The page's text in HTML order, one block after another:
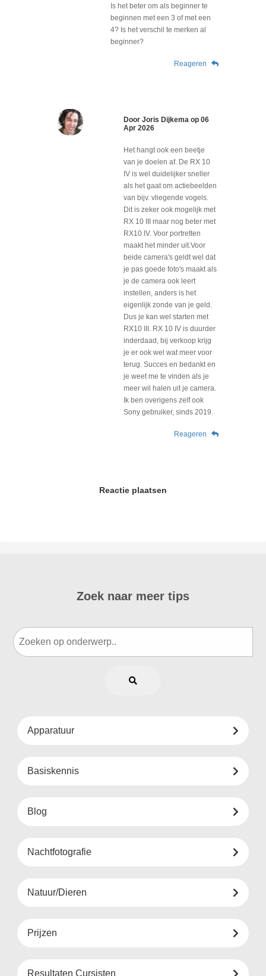
Is het beter om als beginner te
beginnen met een 3 of met een
4? Is het verschil te merken al
beginner?
Reageren
Door Joris Dijkema op06
Apr 2026
Het hangt ook een beetje
van je doelen af. De RX 10
IV is wel duidelijker sneller
als het gaat om actiebeelden
van bijv. vliegende vogels.
Dit is zeker ook mogelijk met
RX 10 III maar nog beter met
RX10 IV. Voor portretten
maakt het minder uit.Voor
beide camera's geldt wel dat
je pas goede foto's maakt als
je de camera ook leert
instellen, anders is het
eigenlijk zonde van je geld.
Dus je kan wel starten met
RX10 III. RX 10 IV is duurder
inderdaad, bij verkoop krijg
je er ook wel wat meer voor
terug. Succes en bedankt en
je weet me te vinden als je
meer wil halen uit je camera.
Ik ben overigens zelf ook
Sony gebruiker, sinds 2019.
Reageren
Reactie plaatsen
Zoek naar meer tips
Apparatuur
Basiskennis
Blog
Nachtfotografie
Natuur/Dieren
Prijzen
Resultaten Cursisten